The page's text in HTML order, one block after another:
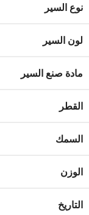
نوع السير
لون السير
مادة صنع السير
القطر
السمك
الوزن
التاريخ